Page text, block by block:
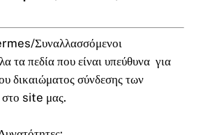
Συναλλασσόμενοι
τα πεδία που είναι υπεύθυνα για
δικαιώματος σύνδεσης των
site μας.